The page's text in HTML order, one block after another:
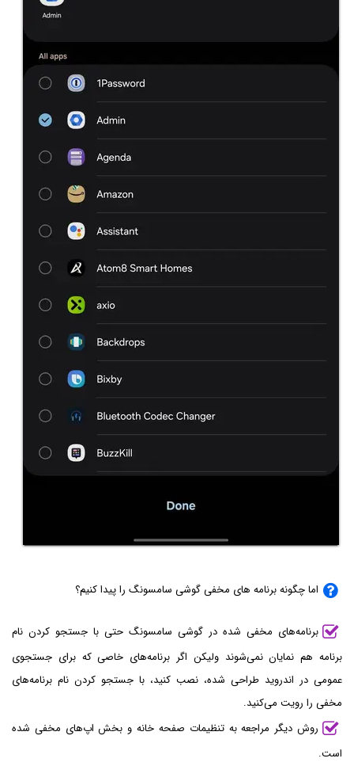
اما چگونه برنامه های مخفی گوشی سامسونگ را پیدا کنیم؟
برنامه‌های مخفی شده در گوشی سامسونگ حتی با جستجو کردن نام
برنامه هم نمایان نمی‌شوند ولیکن اگر برنامه‌های خاصی که برای جستجوی
عمومی در اندروید طراحی شده، نصب کنید، با جستجو کردن نام برنامه‌های
مخفی را رویت می‌کنید.
روش دیگر مراجعه به تنظیمات صفحه خانه و بخش اپ‌های مخفی شده
است.